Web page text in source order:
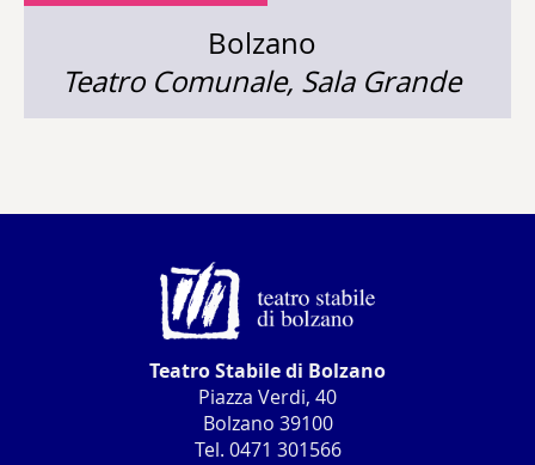
Bolzano
Teatro Comunale, Sala Grande
Teatro Stabile di Bolzano
Piazza Verdi, 40
Bolzano 39100
Tel. 0471 301566